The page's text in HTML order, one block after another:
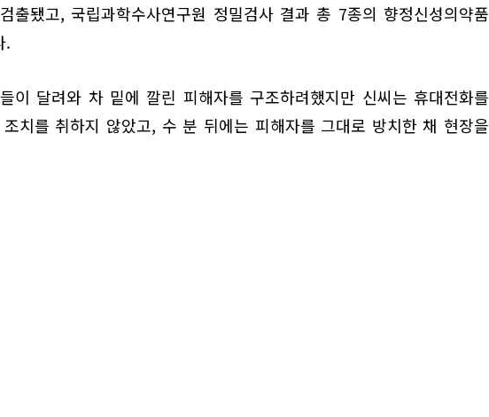
출됐고, 국립과학수사연구원 정밀검사 결과 총 7종의 향정신성의약품
.
이 달려와 차 밑에 깔린 피해자를 구조하려했지만 신씨는 휴대전화를
치를 취하지 않았고, 수 분 뒤에는 피해자를 그대로 방치한 채 현장을